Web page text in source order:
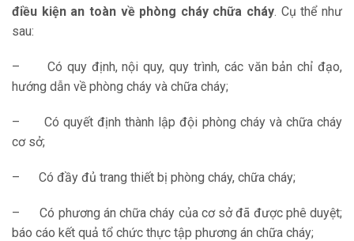
điều kiện an toàn về phòng cháy chữa cháy. Cụ thể như
sau:
– Có quy định, nội quy, quy trình, các văn bản chỉ đạo,
hướng dẫn về phòng cháy và chữa cháy;
– Có quyết định thành lập đội phòng cháy và chữa cháy
cơ sở;
– Có đầy đủ trang thiết bị phòng cháy, chữa cháy;
– Có phương án chữa cháy của cơ sở đã được phê duyệt;
báo cáo kết quả tổ chức thực tập phương án chữa cháy;